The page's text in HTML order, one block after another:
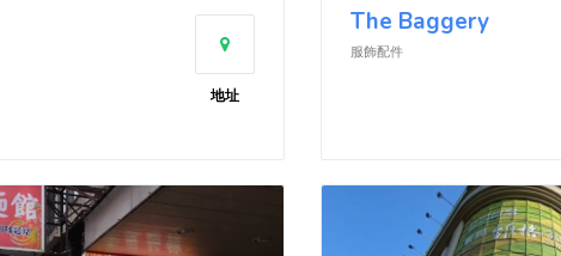
地址
The Baggery
服飾配件